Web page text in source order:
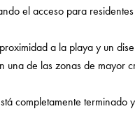
el acceso para
a la playa y un
una de las zonas de mayor
completamente terminado